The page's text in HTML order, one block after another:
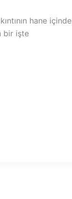
hane içinde
bir işte